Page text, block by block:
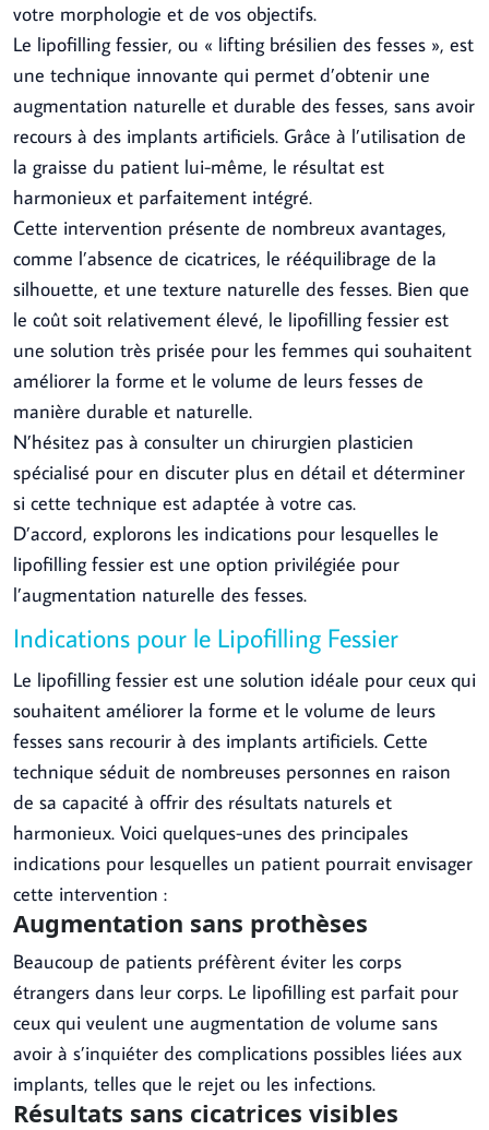
votre morphologie et de vos objectifs.
Le lipofilling fessier, ou « lifting brésilien des fesses », est
une technique innovante qui permet d’obtenir une
augmentation naturelle et durable des fesses, sans avoir
recours à des implants artificiels. Grâce à l’utilisation de
la graisse du patient lui-même, le résultat est
harmonieux et parfaitement intégré.
Cette intervention présente de nombreux avantages,
comme l’absence de cicatrices, le rééquilibrage de la
silhouette, et une texture naturelle des fesses. Bien que
le coût soit relativement élevé, le lipofilling fessier est
une solution très prisée pour les femmes qui souhaitent
améliorer la forme et le volume de leurs fesses de
manière durable et naturelle.
N’hésitez pas à consulter un chirurgien plasticien
spécialisé pour en discuter plus en détail et déterminer
si cette technique est adaptée à votre cas.
D’accord, explorons les indications pour lesquelles le
lipofilling fessier est une option privilégiée pour
l’augmentation naturelle des fesses.
Indications pour le Lipofilling Fessier
Le lipofilling fessier est une solution idéale pour ceux qui
souhaitent améliorer la forme et le volume de leurs
fesses sans recourir à des implants artificiels. Cette
technique séduit de nombreuses personnes en raison
de sa capacité à offrir des résultats naturels et
harmonieux. Voici quelques-unes des principales
indications pour lesquelles un patient pourrait envisager
cette intervention :
Augmentation sans prothèses
Beaucoup de patients préfèrent éviter les corps
étrangers dans leur corps. Le lipofilling est parfait pour
ceux qui veulent une augmentation de volume sans
avoir à s’inquiéter des complications possibles liées aux
implants, telles que le rejet ou les infections.
Résultats sans cicatrices visibles